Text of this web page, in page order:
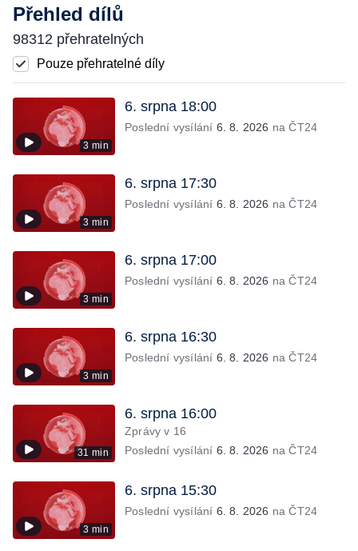
Přehled dílů
98312 přehratelných
Pouze přehratelné díly
3 min
6. srpna 18:00
Poslední vysílání 6. 8. 2026 na ČT24
3 min
6. srpna 17:30
Poslední vysílání 6. 8. 2026 na ČT24
3 min
6. srpna 17:00
Poslední vysílání 6. 8. 2026 na ČT24
3 min
6. srpna 16:30
Poslední vysílání 6. 8. 2026 na ČT24
31 min
6. srpna 16:00
Zprávy v 16
Poslední vysílání 6. 8. 2026 na ČT24
3 min
6. srpna 15:30
Poslední vysílání 6. 8. 2026 na ČT24